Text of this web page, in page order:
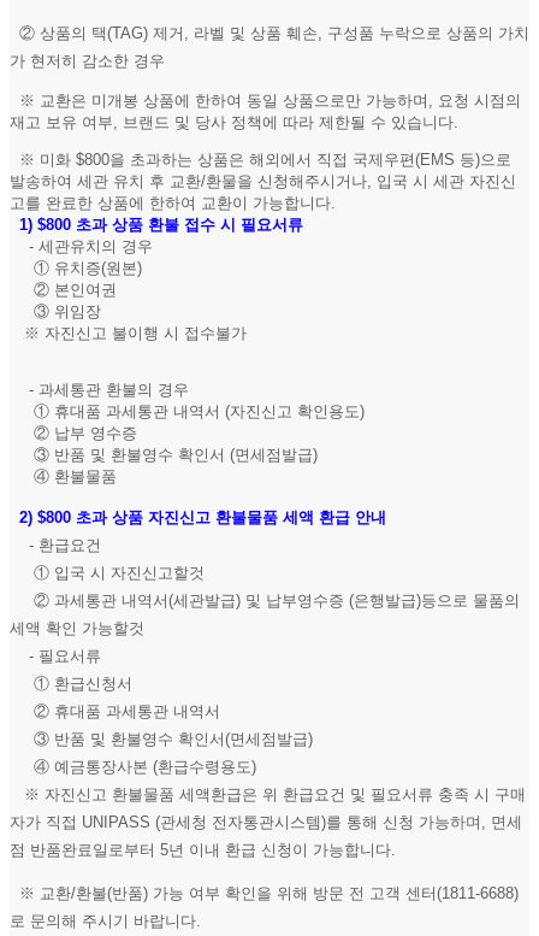
② 상품의 택(TAG) 제거, 라벨 및 상품 훼손, 구성품 누락으로 상품의 가치
가 현저히 감소한 경우
※ 교환은 미개봉 상품에 한하여 동일 상품으로만 가능하며, 요청 시점의
재고 보유 여부, 브랜드 및 당사 정책에 따라 제한될 수 있습니다.
※ 미화 $800을 초과하는 상품은 해외에서 직접 국제우편(EMS 등)으로
발송하여 세관 유치 후 교환/환물을 신청해주시거나, 입국 시 세관 자진신
고를 완료한 상품에 한하여 교환이 가능합니다.
1) $800 초과 상품 환불 접수 시 필요서류
- 세관유치의 경우
① 유치증(원본)
② 본인여권
③ 위임장
※ 자진신고 불이행 시 접수불가
- 과세통관 환불의 경우
① 휴대품 과세통관 내역서 (자진신고 확인용도)
② 납부 영수증
③ 반품 및 환불영수 확인서 (면세점발급)
④ 환불물품
2) $800 초과 상품 자진신고 환불물품 세액 환급 안내
- 환급요건
① 입국 시 자진신고할것
② 과세통관 내역서(세관발급) 및 납부영수증 (은행발급)등으로 물품의
세액 확인 가능할것
- 필요서류
① 환급신청서
② 휴대품 과세통관 내역서
③ 반품 및 환불영수 확인서(면세점발급)
④ 예금통장사본 (환급수령용도)
※ 자진신고 환불물품 세액환급은 위 환급요건 및 필요서류 충족 시 구매
자가 직접 UNIPASS (관세청 전자통관시스템)를 통해 신청 가능하며, 면세
점 반품완료일로부터 5년 이내 환급 신청이 가능합니다.
※ 교환/환불(반품) 가능 여부 확인을 위해 방문 전 고객 센터(1811-6688)
로 문의해 주시기 바랍니다.